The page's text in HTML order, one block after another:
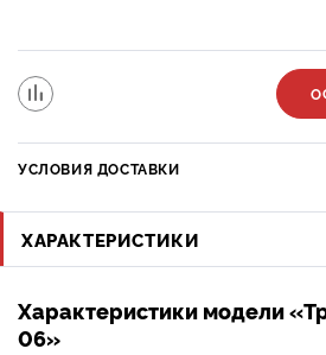
УСЛОВИЯ ДОСТАВКИ
ХАРАКТЕРИСТИКИ
Характеристики модели
06»